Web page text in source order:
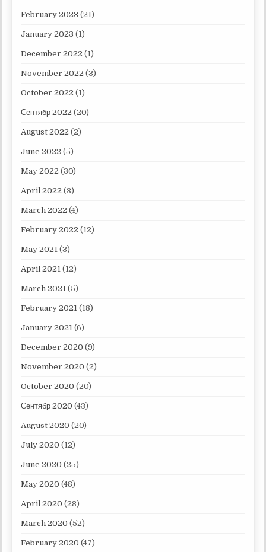
February 2023 (21)
January 2023 (1)
December 2022 (1)
November 2022 (3)
October 2022 (1)
Сентябр 2022 (20)
August 2022 (2)
June 2022 (5)
May 2022 (30)
April 2022 (3)
March 2022 (4)
February 2022 (12)
May 2021 (3)
April 2021 (12)
March 2021 (5)
February 2021 (18)
January 2021 (6)
December 2020 (9)
November 2020 (2)
October 2020 (20)
Сентябр 2020 (43)
August 2020 (20)
July 2020 (12)
June 2020 (25)
May 2020 (48)
April 2020 (28)
March 2020 (52)
February 2020 (47)